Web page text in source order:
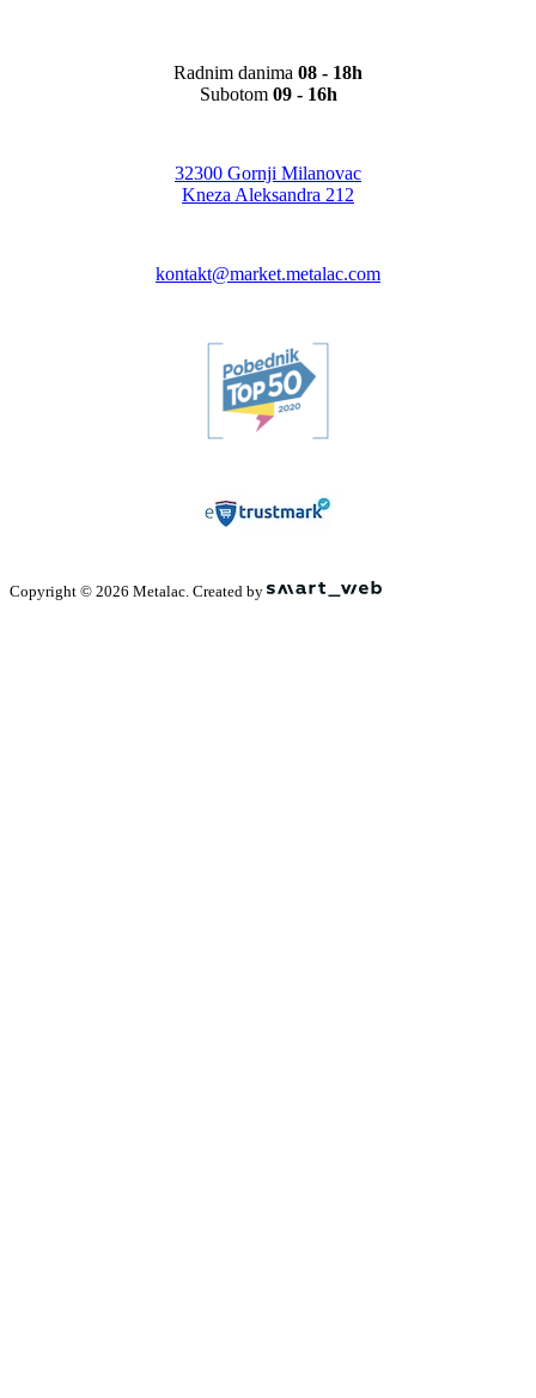
Radnim danima 08 - 18h
Subotom 09 - 16h
32300 Gornji Milanovac
Kneza Aleksandra 212
kontakt@market.metalac.com
Copyright © 2026 Metalac. Created by